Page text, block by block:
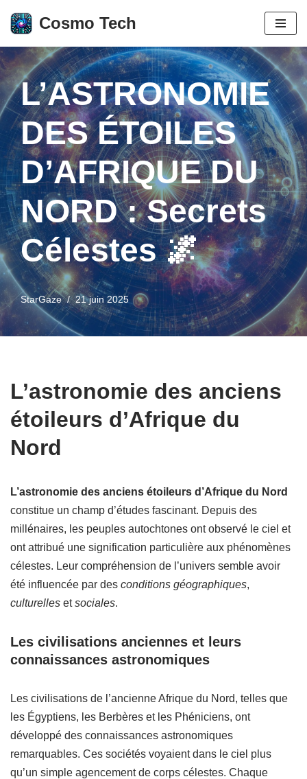
Aller
au
contenu
Cosmo Tech
L’ASTRONOMIE
DES ÉTOILES
D’AFRIQUE DU
NORD : Secrets
Célestes 🌌
StarGaze 21 juin 2025
L’astronomie des anciens
étoileurs d’Afrique du
Nord
L’astronomie des anciens étoileurs d’Afrique du Nord
constitue un champ d’études fascinant. Depuis des
millénaires, les peuples autochtones ont observé le ciel et
ont attribué une signification particulière aux phénomènes
célestes. Leur compréhension de l’univers semble avoir
été influencée par des conditions géographiques,
culturelles etsociales.
Les civilisations anciennes et leurs
connaissances astronomiques
Les civilisations de l’ancienne Afrique du Nord, telles que
les Égyptiens, les Berbères et les Phéniciens, ont
développé des connaissances astronomiques
remarquables. Ces sociétés voyaient dans le ciel plus
qu’un simple agencement de corps célestes. Chaque